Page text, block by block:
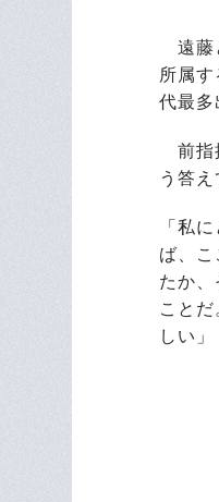
遠藤
所属
代最多
前指
う答え
「私
ば、
たか
こと
しい」